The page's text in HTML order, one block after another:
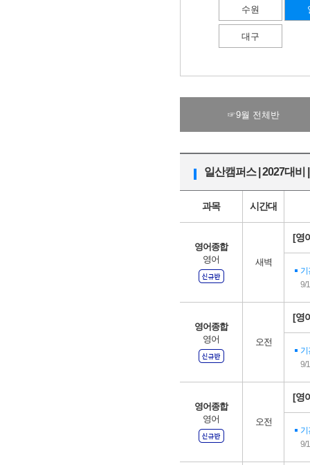
수원
대구
☞9월 전체반
일산캠퍼스 | 2027대비
과목 시간대
영어종합
영어
새벽
[영
기
9/
영어종합
영어
오전
[영
기
9/
영어종합
영어
오전
[영
기
9/